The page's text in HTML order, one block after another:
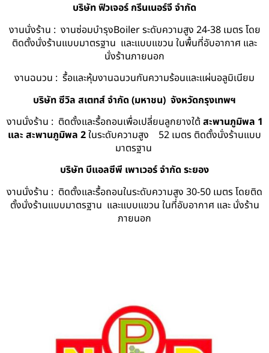
บริษัท ฟิวเจอร์ กรีนเนอร์จี จำกัด
งานนั่งร้าน : งานซ่อมบำรุงBoiler ระดับความสูง 24-38 เมตร โดย
ติดตั้งนั่งร้านแบบมาตรฐาน และแบบแขวน ในพื้นที่อับอากาศ และ
นั่งร้านภายนอก
งานฉนวน : รื้อและหุ้มงานฉนวนกันความร้อนและแผ่นอลูมิเนียม
บริษัท ซีวิล สเตทส์ จำกัด (มหาชน) จังหวัดกรุงเทพฯ
งานนั่งร้าน : ติดตั้งและรื้อถอนเพื่อเปลี่ยนลูกยางใต้ สะพานภูมิพล 1
และ สะพานภูมิพล 2ในระดับความสูง 52 เมตร ติดตั้งนั่งร้านแบบ
มาตรฐาน
บริษัท บีแอลซีพี เพาเวอร์ จำกัด ระยอง
งานนั่งร้าน : ติดตั้งและรื้อถอนในระดับความสูง 30-50 เมตร โดยติด
ตั้งนั่งร้านแบบมาตรฐาน และแบบแขวน ในที่อับอากาศ และ นั่งร้าน
ภายนอก